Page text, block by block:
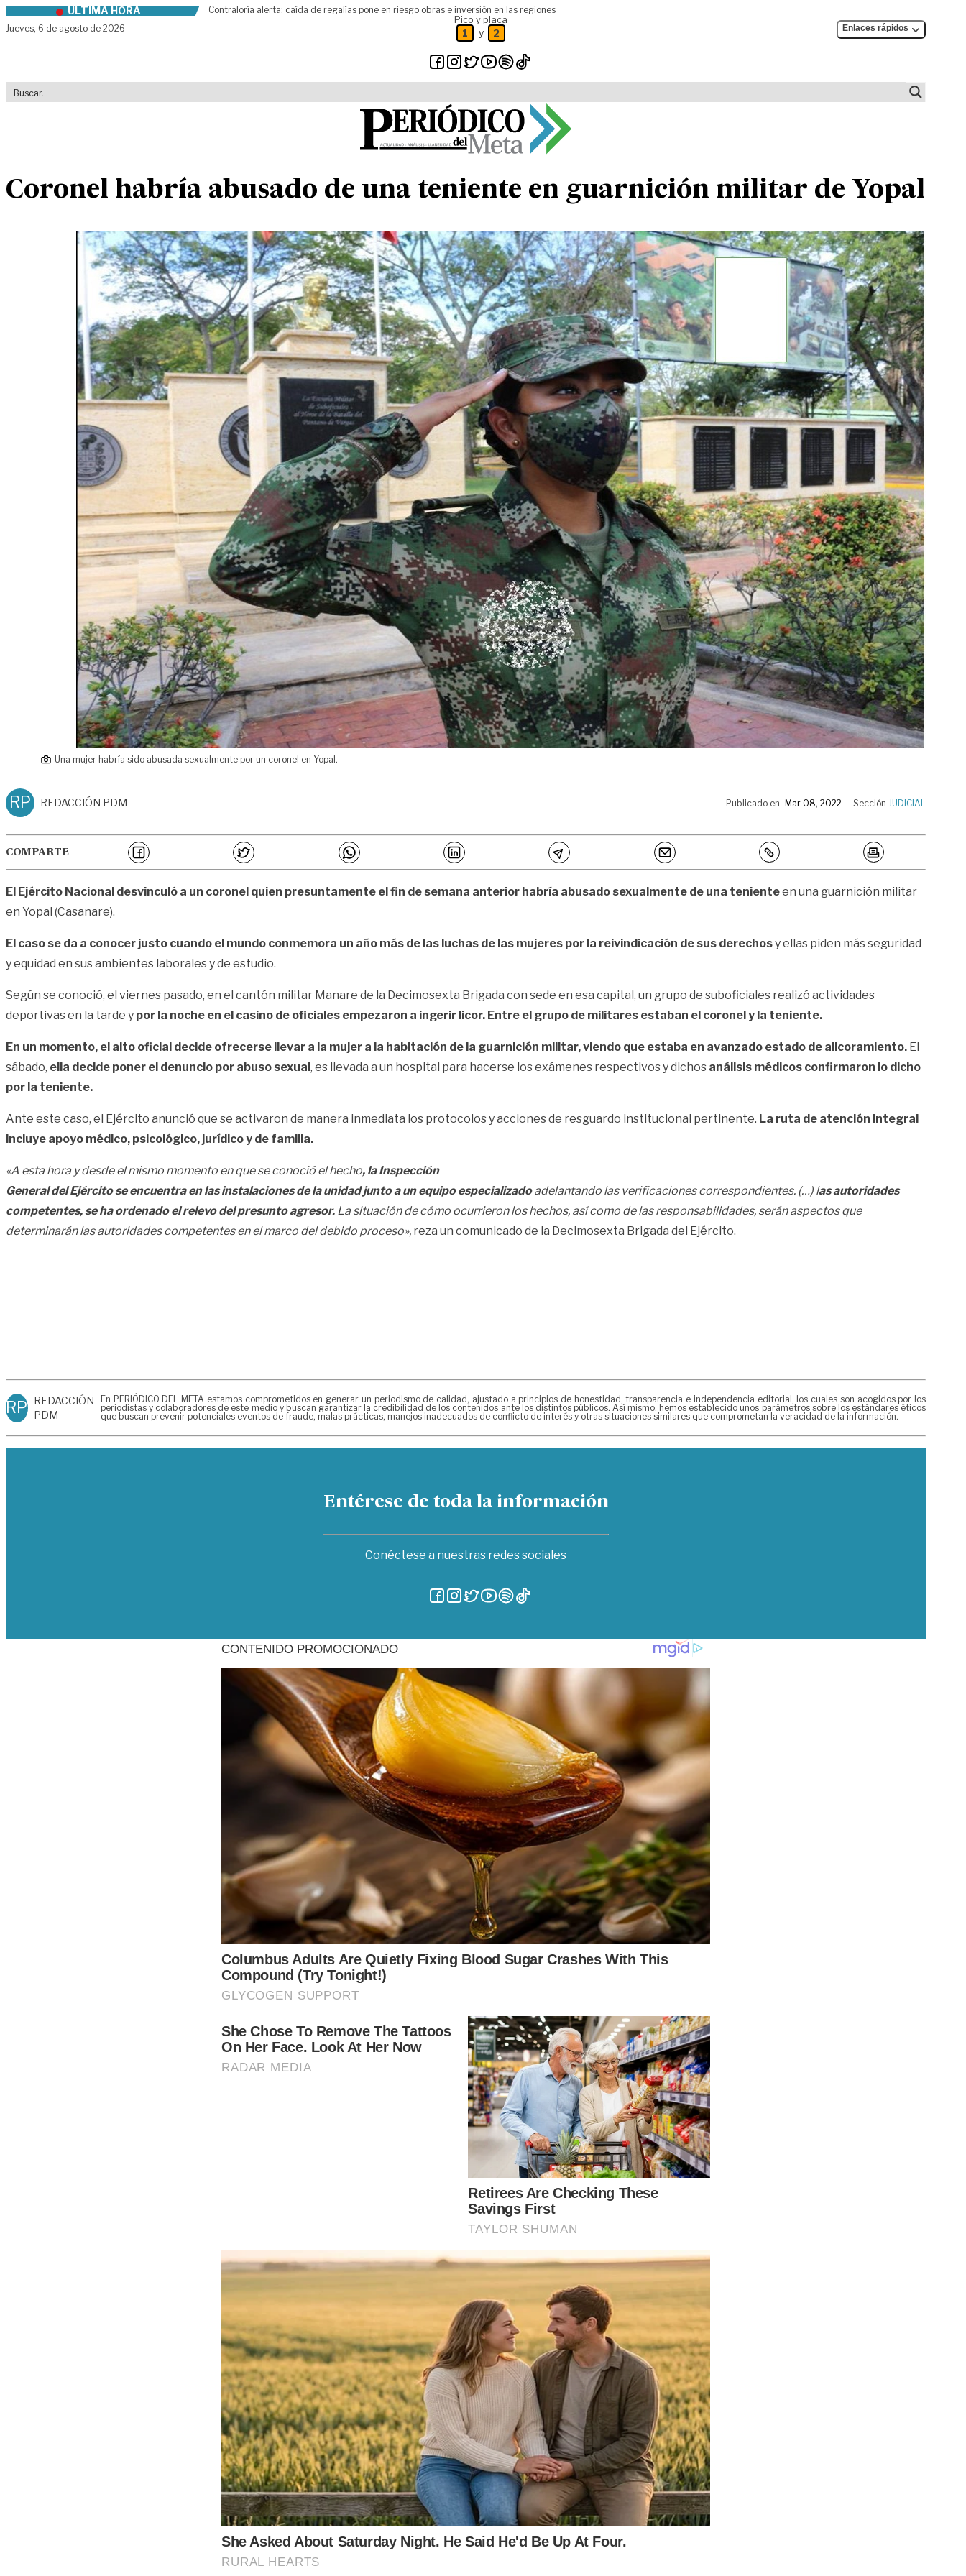
Skip to contentÚLTIMA HORA
Contraloría alerta: caída de regalías pone en riesgo obras e inversión en las regiones
Jueves, 6 de agosto de 2026
Pico y placa
1 y 2 Enlaces rápidos
Coronel habría abusado de una teniente en guarnición militar de Yopal
Una mujer habría sido abusada sexualmente por un coronel en Yopal.
RP REDACCIÓN PDM Publicado en Mar 08, 2022 Sección JUDICIAL
COMPARTE
El Ejército Nacional desvinculó a un coronel quien presuntamente el fin de semana anterior habría abusado sexualmente de una tenienteen una guarnición militar
en Yopal (Casanare).
El caso se da a conocer justo cuando el mundo conmemora un año más de las luchas de las mujeres por la reivindicación de sus derechosy ellas piden más seguridad
y equidad en sus ambientes laborales y de estudio.
Según se conoció, el viernes pasado, en el cantón militar Manare de la Decimosexta Brigada con sede en esa capital, un grupo de suboficiales realizó actividades
deportivas en la tarde y por la noche en el casino de oficiales empezaron a ingerir licor. Entre el grupo de militares estaban el coronel y la teniente.
En un momento, el alto oficial decide ofrecerse llevar a la mujer a la habitación de la guarnición militar, viendo que estaba en avanzado estado de alicoramiento. El
sábado, ella decide poner el denuncio por abuso sexual, es llevada a un hospital para hacerse los exámenes respectivos y dichos análisis médicos confirmaron lo dicho
por la teniente.
Ante este caso, el Ejército anunció que se activaron de manera inmediata los protocolos y acciones de resguardo institucional pertinente. La ruta de atención integral
incluye apoyo médico, psicológico, jurídico y de familia.
«A esta hora y desde el mismo momento en que se conoció el hecho, la Inspección
General del Ejército se encuentra en las instalaciones de la unidad junto a un equipoespecializadoadelantando las verificaciones correspondientes. (…) las autoridades
competentes, se ha ordenado el relevo del presunto agresor. La situación de cómo ocurrieron los hechos, así como de las responsabilidades, serán aspectos que
determinarán las autoridades competentes en el marco del debido proceso», reza un comunicado de la Decimosexta Brigada del Ejército.
RP REDACCIÓN
PDM
En PERIÓDICO DEL META estamos comprometidos en generar un periodismo de calidad, ajustado a principios de honestidad, transparencia e independencia editorial, los cuales son acogidos por los
periodistas y colaboradores de este medio y buscan garantizar la credibilidad de los contenidos ante los distintos públicos. Así mismo, hemos establecido unos parámetros sobre los estándares éticos
que buscan prevenir potenciales eventos de fraude, malas prácticas, manejos inadecuados de conflicto de interés y otras situaciones similares que comprometan la veracidad de la información.
Entérese de toda la información
Conéctese a nuestras redes sociales